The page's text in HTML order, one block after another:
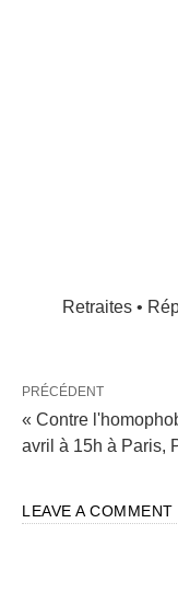
Retraites •
PRÉCÉDENT
« Contre
avril à 15h à Paris,
LEAVE A COMMENT